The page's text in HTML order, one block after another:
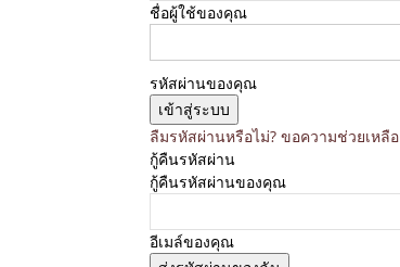
ชื่อผู้ใช้ของคุณ
รหัสผ่านของคุณ
ลืมรหัสผ่านหรือไม่? ขอความช่วยเหลือ
กู้คืนรหัสผ่าน
กู้คืนรหัสผ่านของคุณ
อีเมล์ของคุณ